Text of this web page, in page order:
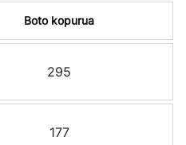
Boto kopurua
295
177